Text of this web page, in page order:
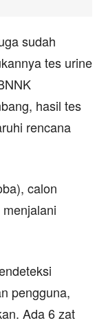
sudah
tes urine
hasil tes
rencana
calon
pengguna,
Ada 6 zat